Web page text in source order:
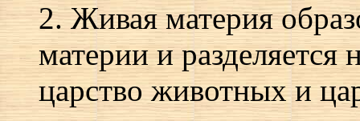
2. Живая материя
материи и разделяется
царство животных и